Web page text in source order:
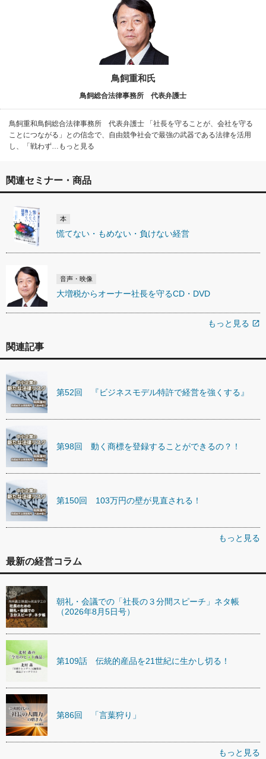
鳥飼重和氏
鳥飼総合法律事務所 代表弁護士
鳥飼重和鳥飼総合法律事務所 代表弁護士 「社長を守ることが、会社を守る
ことにつながる」との信念で、自由競争社会で最強の武器である法律を活用
し、「戦わず…もっと見る
関連セミナー・商品
本
慌てない・もめない・負けない経営
音声・映像
大増税からオーナー社長を守るCD・DVD
もっと見る open_in_new
関連記事
第52回 『ビジネスモデル特許で経営を強くする』
第98回 動く商標を登録することができるの？！
第150回 103万円の壁が見直される！
もっと見る
最新の経営コラム
朝礼・会議での「社長の３分間スピーチ」ネタ帳
（2026年8月5日号）
第109話 伝統的産品を21世紀に生かし切る！
第86回 「言葉狩り」
もっと見る